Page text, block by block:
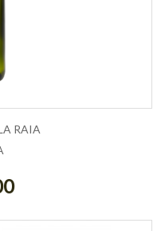
RAIA